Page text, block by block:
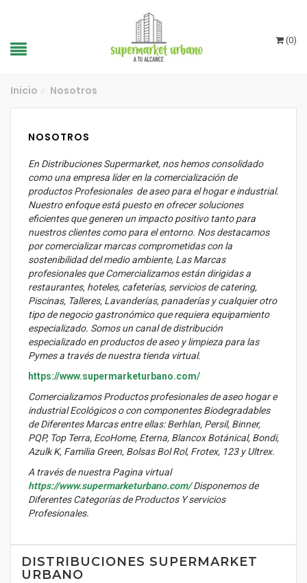
(0)
Inicio / Nosotros
NOSOTROS
En Distribuciones Supermarket, nos hemos consolidado
como una empresa líder en la comercialización de
productos Profesionales de aseo para el hogar e industrial.
Nuestro enfoque está puesto en ofrecer soluciones
eficientes que generen un impacto positivo tanto para
nuestros clientes como para el entorno. Nos destacamos
por comercializar marcas comprometidas con la
sostenibilidad del medio ambiente, Las Marcas
profesionales que Comercializamos están dirigidas a
restaurantes, hoteles, cafeterías, servicios de catering,
Piscinas, Talleres, Lavanderías, panaderías y cualquier otro
tipo de negocio gastronómico que requiera equipamiento
especializado. Somos un canal de distribución
especializado en productos de aseo y limpieza para las
Pymes a través de nuestra tienda virtual.
https://www.supermarketurbano.com/
Comercializamos Productos profesionales de aseo hogar e
industrial Ecológicos o con componentes Biodegradables
de Diferentes Marcas entre ellas: Berhlan, Persil, Binner,
PQP, Top Terra, EcoHome, Eterna, Blancox Botánical, Bondi,
Azulk K, Familia Green, Bolsas Bol Rol, Frotex, 123 y Ultrex.
A través de nuestra Pagina virtual
https://www.supermarketurbano.com/ Disponemos de
Diferentes Categorías de Productos Y servicios
Profesionales.
DISTRIBUCIONES SUPERMARKET
URBANO